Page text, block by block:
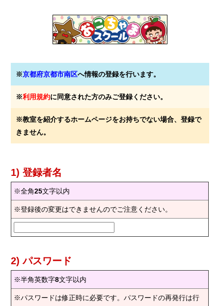
※京都府京都市南区へ情報の登録を行います。
※利用規約に同意された方のみご登録ください。
※教室を紹介するホームページをお持ちでない場合、登録で
きません。
1) 登録者名
※全角25文字以内
※登録後の変更はできませんのでご注意ください。
2) パスワード
※半角英数字8文字以内
※パスワードは修正時に必要です。パスワードの再発行は行